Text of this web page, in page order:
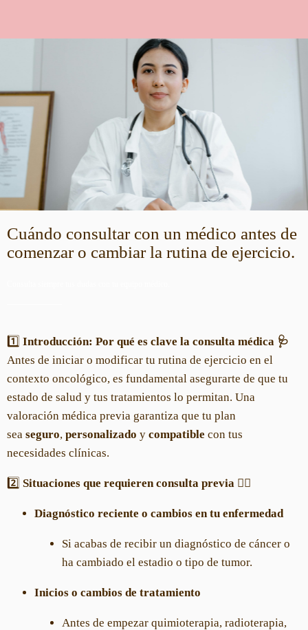
Cuándo consultar con un médico antes de
comenzar o cambiar la rutina de ejercicio.
1️⃣ Introducción: Por qué es clave la consulta médica 🩺
Antes de iniciar o modificar tu rutina de ejercicio en el
contexto oncológico, es fundamental asegurarte de que tu
estado de salud y tus tratamientos lo permitan. Una
valoración médica previa garantiza que tu plan
sea seguro, personalizado y compatible con tus
necesidades clínicas.
2️⃣ Situaciones que requieren consulta previa 👩‍⚕️
Diagnóstico reciente o cambios en tu enfermedad
Si acabas de recibir un diagnóstico de cáncer o
ha cambiado el estadio o tipo de tumor.
Inicios o cambios de tratamiento
Antes de empezar quimioterapia, radioterapia,